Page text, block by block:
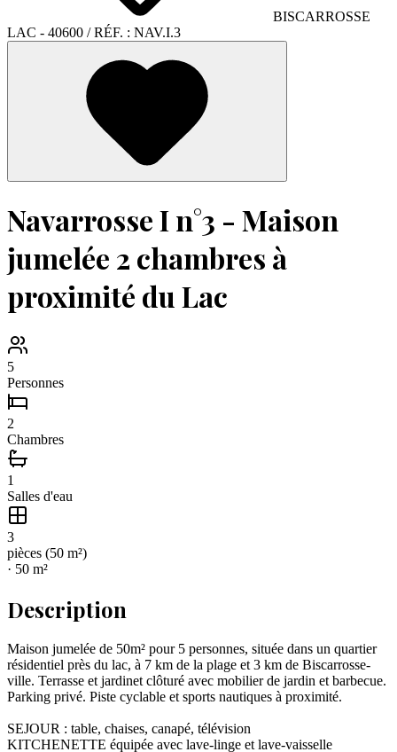
BISCARROSSE
LAC - 40600 / RÉF. : NAV.I.3
Navarrosse I n°3 - Maison
jumelée 2 chambres à
proximité du Lac
5
Personnes
2
Chambres
1
Salles d'eau
3
pièces (50 m²)
· 50 m²
Description
Maison jumelée de 50m² pour 5 personnes, située dans un quartier
résidentiel près du lac, à 7 km de la plage et 3 km de Biscarrosse-
ville. Terrasse et jardinet clôturé avec mobilier de jardin et barbecue.
Parking privé. Piste cyclable et sports nautiques à proximité.
SEJOUR : table, chaises, canapé, télévision
KITCHENETTE équipée avec lave-linge et lave-vaisselle